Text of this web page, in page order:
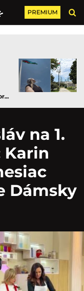
PREMIUM
na 1.
Karin
Dámsky